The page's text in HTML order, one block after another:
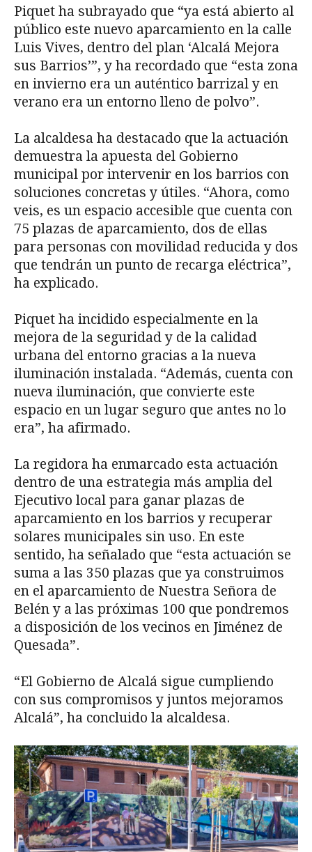
Piquet ha subrayado que “ya está abierto al
público este nuevo aparcamiento en la calle
Luis Vives, dentro del plan ‘Alcalá Mejora
sus Barrios’”, y ha recordado que “esta zona
en invierno era un auténtico barrizal y en
verano era un entorno lleno de polvo”.
La alcaldesa ha destacado que la actuación
demuestra la apuesta del Gobierno
municipal por intervenir en los barrios con
soluciones concretas y útiles. “Ahora, como
veis, es un espacio accesible que cuenta con
75 plazas de aparcamiento, dos de ellas
para personas con movilidad reducida y dos
que tendrán un punto de recarga eléctrica”,
ha explicado.
Piquet ha incidido especialmente en la
mejora de la seguridad y de la calidad
urbana del entorno gracias a la nueva
iluminación instalada. “Además, cuenta con
nueva iluminación, que convierte este
espacio en un lugar seguro que antes no lo
era”, ha afirmado.
La regidora ha enmarcado esta actuación
dentro de una estrategia más amplia del
Ejecutivo local para ganar plazas de
aparcamiento en los barrios y recuperar
solares municipales sin uso. En este
sentido, ha señalado que “esta actuación se
suma a las 350 plazas que ya construimos
en el aparcamiento de Nuestra Señora de
Belén y a las próximas 100 que pondremos
a disposición de los vecinos en Jiménez de
Quesada”.
“El Gobierno de Alcalá sigue cumpliendo
con sus compromisos y juntos mejoramos
Alcalá”, ha concluido la alcaldesa.